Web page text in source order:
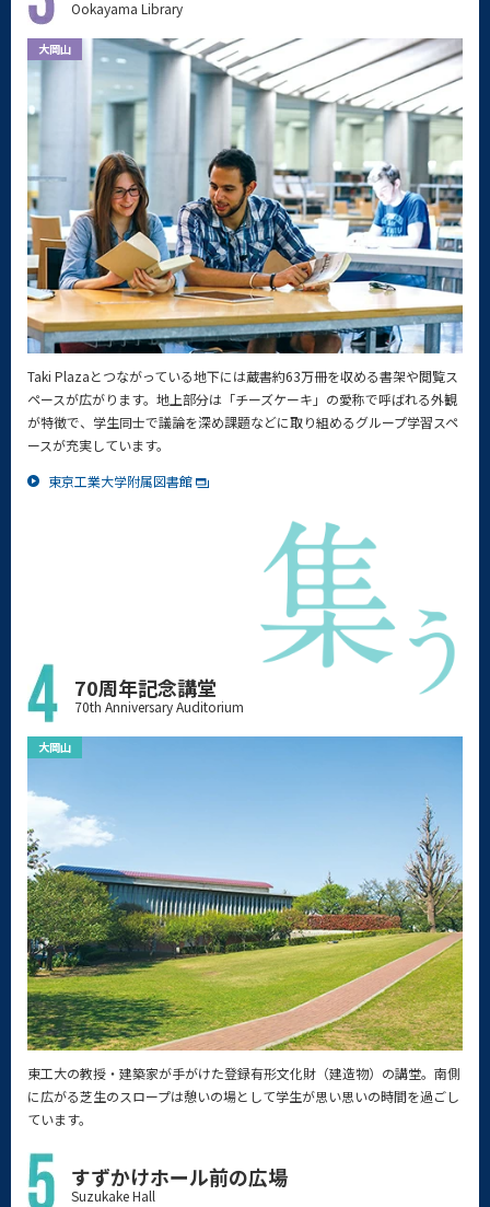
Ookayama Library
大岡山
Taki Plazaとつながっている地下には蔵書約63万冊を収める書架や閲覧ス
ペースが広がります。地上部分は「チーズケーキ」の愛称で呼ばれる外観
が特徴で、学生同士で議論を深め課題などに取り組めるグループ学習スペ
ースが充実しています。
東京工業大学附属図書館
70周年記念講堂
70th Anniversary Auditorium
大岡山
東工大の教授・建築家が手がけた登録有形文化財（建造物）の講堂。南側
に広がる芝生のスロープは憩いの場として学生が思い思いの時間を過ごし
ています。
すずかけホール前の広場
Suzukake Hall